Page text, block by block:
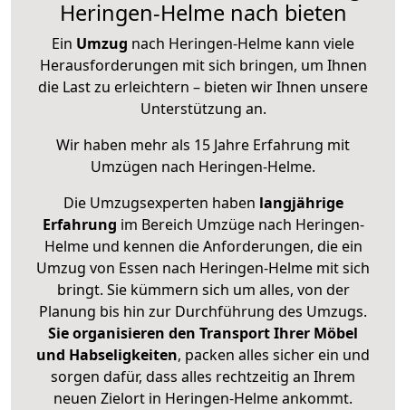
Heringen-Helme nach bieten
Ein Umzug nach Heringen-Helme kann viele
Herausforderungen mit sich bringen, um Ihnen
die Last zu erleichtern – bieten wir Ihnen unsere
Unterstützung an.
Wir haben mehr als 15 Jahre Erfahrung mit
Umzügen nach Heringen-Helme.
Die Umzugsexperten haben langjährige
Erfahrung im Bereich Umzüge nach Heringen-
Helme und kennen die Anforderungen, die ein
Umzug von Essen nach Heringen-Helme mit sich
bringt. Sie kümmern sich um alles, von der
Planung bis hin zur Durchführung des Umzugs.
Sie organisieren den Transport Ihrer Möbel
und Habseligkeiten, packen alles sicher ein und
sorgen dafür, dass alles rechtzeitig an Ihrem
neuen Zielort in Heringen-Helme ankommt.